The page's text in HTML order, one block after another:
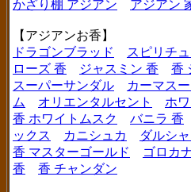
かざり棚 アジアン アジアン
【アジアンお香】
ドラゴンブラッド
スピリチ
ローズ 香
ジャスミン 香
香
スーパーサンダル
カーマス
ム
オリエンタルセント
ホ
香 ホワイトムスク
バニラ 香
ックス
カニシュカ
ダルシ
香 マスターゴールド
ゴロカ
香
香 チャンダン